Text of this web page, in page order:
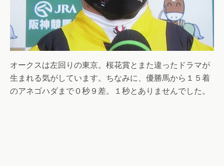
オークスは左回りの東京。桜花賞とまた違ったドラマが
生まれる気がしています。ちなみに、優勝馬から１５着
のアネゴハダまで０秒９差。１秒とありませんでした。